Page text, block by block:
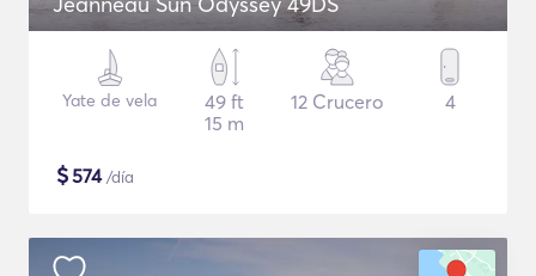
Yate de vela
49 ft
15 m
12 Crucero 4
$574/día